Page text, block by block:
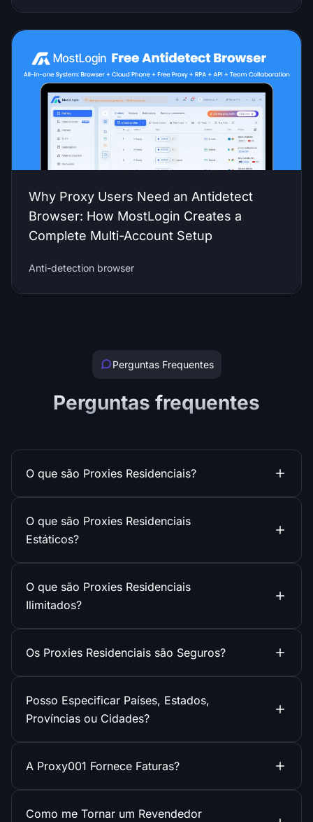
Why Proxy Users Need an Antidetect
Browser: How MostLogin Creates a
Complete Multi-Account Setup
Anti-detection browser
Perguntas Frequentes
Perguntas frequentes
O que são Proxies Residenciais?
O que são Proxies Residenciais
Estáticos?
O que são Proxies Residenciais
Ilimitados?
Os Proxies Residenciais são Seguros?
Posso Especificar Países, Estados,
Províncias ou Cidades?
A Proxy001 Fornece Faturas?
Como me Tornar um Revendedor